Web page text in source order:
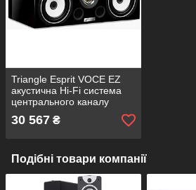
Triangle Esprit VOCE EZ
акустична Hi-Fi система
центрального каналу
30 567 ₴
Подібні товари компанії